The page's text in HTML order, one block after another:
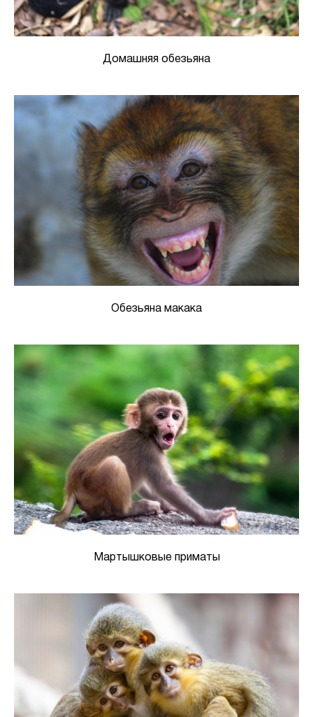
Домашняя обезьяна
Обезьяна макака
Мартышковые приматы